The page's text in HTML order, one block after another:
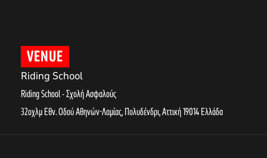
VENUE
Riding School
Riding School - Σχολή Ασφαλούς
32οχλμ Εθν. Οδού Αθηνών-Λαμίας, Πολυδένδρι,Αττική19014Ελλάδα